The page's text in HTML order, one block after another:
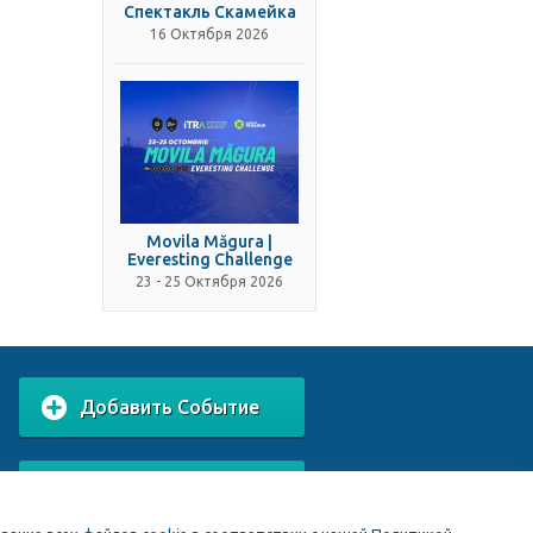
Спектакль Скамейка
16 Октября 2026
Movila Măgura |
Everesting Challenge
23 - 25 Октября 2026
Добавить Событие